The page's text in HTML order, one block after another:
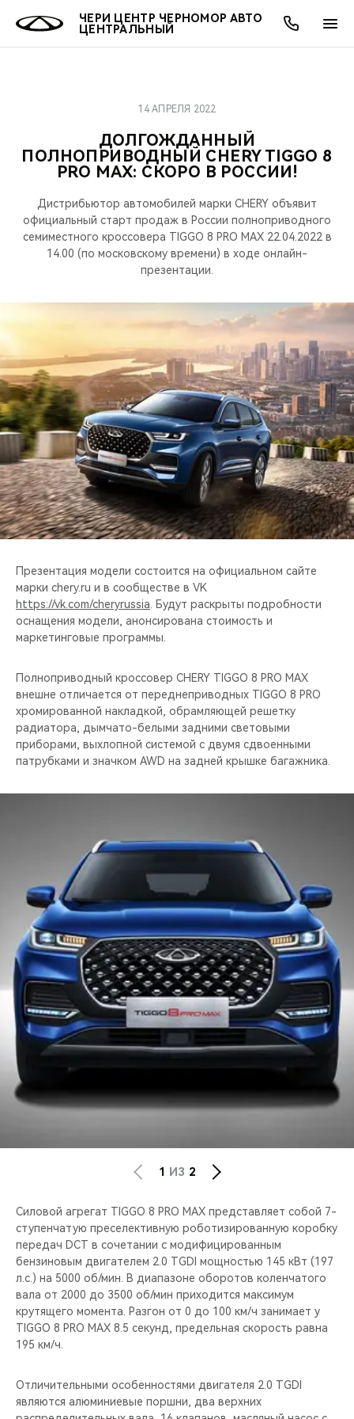
ЧЕРИ ЦЕНТР ЧЕРНОМОР АВТО
ЦЕНТРАЛЬНЫЙ
МОДЕЛИ
ВСЕ МОДЕЛИ
КРОССОВЕРЫ
СЕДАНЫ
НОВИНКИ
О КОМПАНИИ
О НАС
ПОКУПАТЕЛЯМ
ВЫБОР И ПОКУПКА
АКСЕССУАРЫ
ВЛАДЕЛЬЦАМ
СЕРВИС
ПОДДЕРЖКА
ТЕХНИЧЕСКОЕ ОБСЛУЖИВАНИЕ
МИР CHERY
О БРЕНДЕ
ЛЮДИ CHERY
БЛАГОТВОРИТЕЛЬНОСТЬ
CHERY REMOTE
CHERY CONNECT
НАШИ МЕРОПРИЯТИЯ
CHERY ДЛЯ ДЕТЕЙ
ОНЛАЙН СЕРВИСЫ
ВЫБОР И ПОКУПКА
ДОЛГОЖДАННЫЙ
ПОЛНОПРИВОДНЫЙ CHERY TIGGO 8
PRO MAX: СКОРО В РОССИИ!
14 АПРЕЛЯ 2022
Дистрибьютор автомобилей марки CHERY объявит
официальный старт продаж в России полноприводного
семиместного кроссовера TIGGO 8 PRO MAX 22.04.2022 в
14.00 (по московскому времени) в ходе онлайн-
презентации.
Презентация модели состоится на официальном сайте
марки chery.ru и в сообществе в VK
https://vk.com/cheryrussia . Будут раскрыты подробности
оснащения модели, анонсирована стоимость и
маркетинговые программы.
Полноприводный кроссовер CHERY TIGGO 8 PRO MAX
внешне отличается от переднеприводных TIGGO 8 PRO
хромированной накладкой, обрамляющей решетку
радиатора, дымчато-белыми задними световыми
приборами, выхлопной системой с двумя сдвоенными
патрубками и значком AWD на задней крышке багажника.
1 ИЗ 2
Силовой агрегат TIGGO 8 PRO MAX представляет собой 7-
ступенчатую преселективную роботизированную коробку
передач DCT в сочетании с модифицированным
бензиновым двигателем 2.0 TGDI мощностью 145 кВт (197
л.c.) на 5000 об/мин. В диапазоне оборотов коленчатого
вала от 2000 до 3500 об/мин приходится максимум
крутящего момента. Разгон от 0 до 100 км/ч занимает у
TIGGO 8 PRO MAX 8.5 секунд, предельная скорость равна
195 км/ч.
Отличительными особенностями двигателя 2.0 TGDI
являются алюминиевые поршни, два верхних